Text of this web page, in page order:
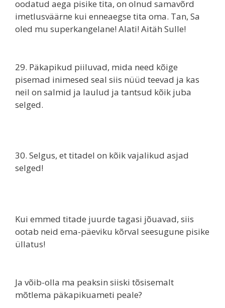
oodatud aega pisike tita, on olnud samavõrd
imetlusväärne kui enneaegse tita oma. Tan, Sa
oled mu superkangelane! Alati! Aitäh Sulle!
29. Päkapikud piiluvad, mida need kõige
pisemad inimesed seal siis nüüd teevad ja kas
neil on salmid ja laulud ja tantsud kõik juba
selged.
30. Selgus, et titadel on kõik vajalikud asjad
selged!
Kui emmed titade juurde tagasi jõuavad, siis
ootab neid ema-päeviku kõrval seesugune pisike
üllatus!
Ja võib-olla ma peaksin siiski tõsisemalt
mõtlema päkapikuameti peale?